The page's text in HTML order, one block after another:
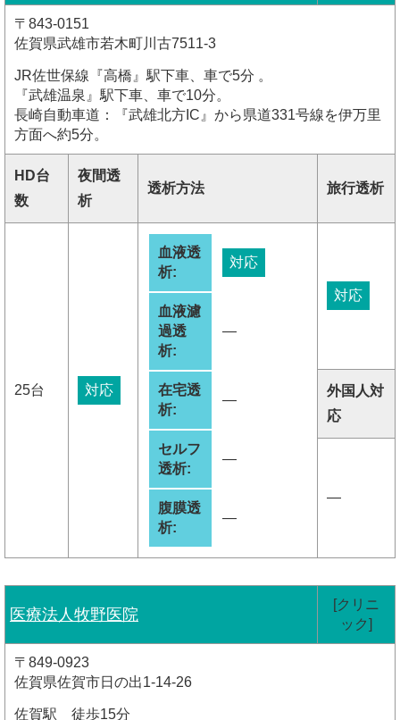
〒843-0151
佐賀県武雄市若木町川古7511-3
JR佐世保線『高橋』駅下車、車で5分 。
『武雄温泉』駅下車、車で10分。
長崎自動車道：『武雄北方IC』から県道331号線を伊万里
方面へ約5分。
HD台
数
夜間透
析
透析方法 旅行透析
25台 対応
血液透
析:
対応
血液濾
過透
析:
―
在宅透
析:
―
セルフ
透析:
―
腹膜透
析:
―
対応
外国人対
応
―
医療法人牧野医院
[クリニ
ック]
〒849-0923
佐賀県佐賀市日の出1-14-26
佐賀駅 徒歩15分